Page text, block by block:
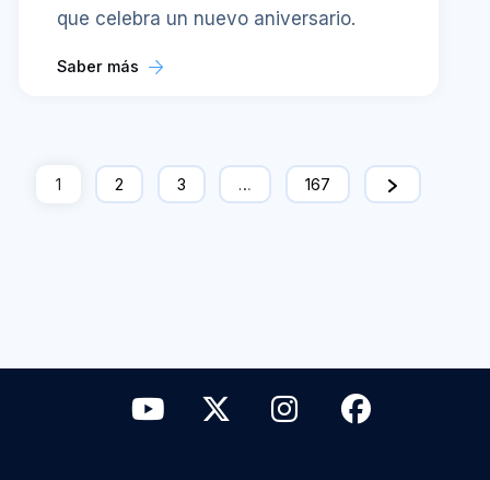
que celebra un nuevo aniversario.
Saber más
1 2 3 … 167